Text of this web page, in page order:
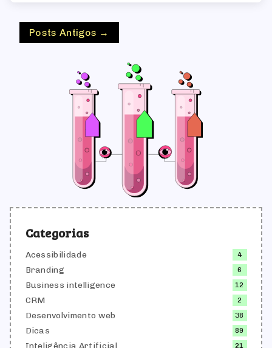
Posts Antigos →
Categorias
Acessibilidade 4
Branding 6
Business intelligence 12
CRM 2
Desenvolvimento web 38
Dicas 89
Inteligência Artificial 21